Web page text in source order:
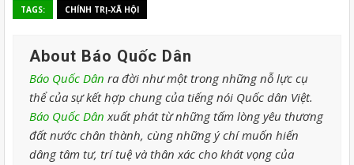
TAGS: CHÍNH TRỊ-XÃ HỘI
About Báo Quốc Dân
Báo Quốc Dân ra đời như một trong những nỗ lực cụ
thể của sự kết hợp chung của tiếng nói Quốc dân Việt.
Báo Quốc Dân xuất phát từ những tấm lòng yêu thương
đất nước chân thành, cùng những ý chí muốn hiến
dâng tâm tư, trí tuệ và thân xác cho khát vọng của